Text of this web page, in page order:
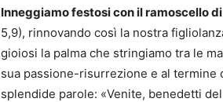
Inneggiamo festosi con il ramoscello
5,9), rinnovando così la nostra
gioiosi la palma che stringiamo tra le
sua passione-risurrezione e al
splendide parole: «Venite, benedetti